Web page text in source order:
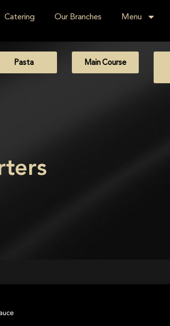
Catering Our Branches Menu
Pasta Main Course